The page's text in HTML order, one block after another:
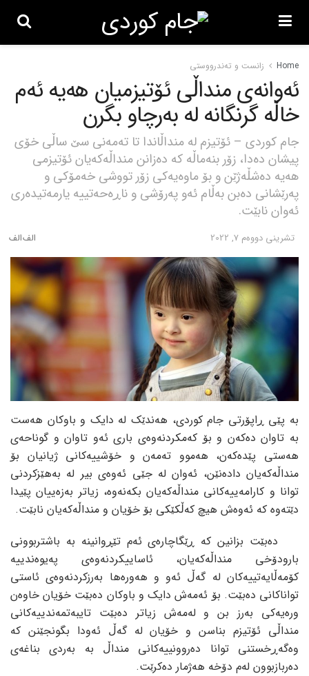
Home زانست و تەندرووستی
ئەوانەی منداڵی ئۆتیزمیان هەیە ئەم
خاڵە گرنگانە لە بەرچاو بگرن
جام کوردی – ئۆتیزم لە منداڵاندا تا تەمەنی سێ ساڵی خۆی
پیشان دەدا، زۆر بنەماڵە کە دەزانن منداڵەکەیان ئۆتیزمی
هەیە دەشڵەژێن و بۆ ماوەیەکی زۆر تووشی خەمۆکی و
پەرێشانی دەبن بەڵام ئەو پەرۆشی و ناڕەحەتییە یارمەتیدەری
ئەوان نابێت.
تشرینی دووه‌م 7, 2022
بە پێی ڕاپۆرتی جام کوردی، هەندێک لە دایک و باوکان هەست
بە تاوان دەکەن و بۆ کەمکردنەوەی باری ئەو تاوان و گوناحەی
هەستی پێدەکەن، هەموو تەمەن و خۆشییەکانی ژیانیان بۆ
منداڵەکەیان دادەنێن، ئەوان لە جێی ئەوەی بیر لە بەهێزکردنی
توانا و کارامەییەکانی منداڵەکەیان بکەنەوە، زیاتر بەزەییان پێیدا
دێتەوە کە ئەوەش هیچ کەڵکێکی بۆ خۆیان و منداڵەکەیان نابێت.
دەبێت بزانین کە ڕێگاچارەی ئەم تێڕوانینە بە باشتربوونی
بارودۆخی منداڵەکەیان، ئاساییکردنەوەی پەیوەندییە
کۆمەڵایەتییەکان لە گەڵ ئەو و هەورەها بەرزکردنەوەی ئاستی
تواناکانی دەبێت. بۆ ئەمەش دایک و باوکان دەبێت خۆیان خاوەن
ورەیەکی بەرز بن و لەمەش زیاتر دەبێت تایبەتمەندییەکانی
منداڵی ئۆتیزم بناسن و خۆیان لە گەڵ ئەودا بگونجێنن کە
وەگەڕخستنی توانا دەروونییەکانی منداڵ بە بەردی بناغەی
دەربازبوون لەم دۆخە هەژمار دەکرێت.